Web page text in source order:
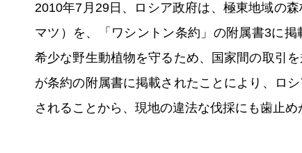
2010年7月29日、ロシア政府は、極東地域の
マツ）を、「ワシントン条約」の附属書3に
希少な野生動植物を守るため、国家間の取引
が条約の附属書に掲載されたことにより、ロ
されることから、現地の違法な伐採にも歯止め